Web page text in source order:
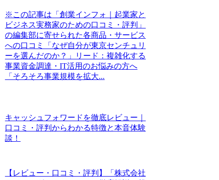
※この記事は「創業インフォ｜起業家と
ビジネス実務家のための口コミ・評判」
の編集部に寄せられた各商品・サービス
への口コミ「なぜ自分が東京センチュリ
ーを選んだのか？」リード：複雑化する
事業資金調達・IT活用のお悩みの方へ
「そろそろ事業規模を拡大...
キャッシュフォワードを徹底レビュー｜
口コミ・評判からわかる特徴と本音体験
談！
【レビュー・口コミ・評判】「株式会社